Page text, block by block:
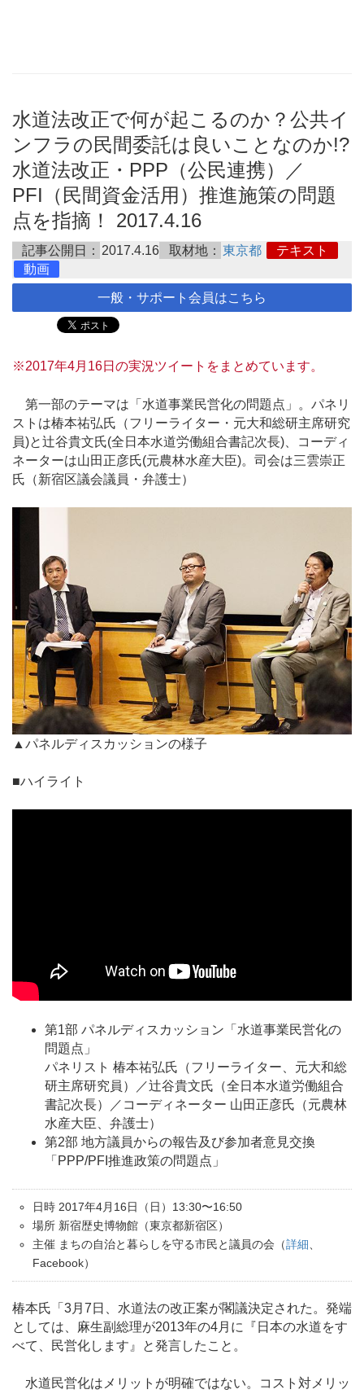
水道法改正で何が起こるのか？公共イ
ンフラの民間委託は良いことなのか!?
水道法改正・PPP（公民連携）／
PFI（民間資金活用）推進施策の問題
点を指摘！ 2017.4.16
記事公開日： 2017.4.16 取材地： 東京都
テキスト
動画
一般・サポート会員はこちら
※2017年4月16日の実況ツイートをまとめています。
第一部のテーマは「水道事業民営化の問題点」。パネリ
ストは椿本祐弘氏（フリーライター・元大和総研主席研究
員)と辻谷貴文氏(全日本水道労働組合書記次長)、コーディ
ネーターは山田正彦氏(元農林水産大臣)。司会は三雲崇正
氏（新宿区議会議員・弁護士）
▲パネルディスカッションの様子
■ハイライト
第1部 パネルディスカッション「水道事業民営化の
問題点」
パネリスト 椿本祐弘氏（フリーライター、元大和総
研主席研究員）／辻谷貴文氏（全日本水道労働組合
書記次長）／コーディネーター 山田正彦氏（元農林
水産大臣、弁護士）
第2部 地方議員からの報告及び参加者意見交換
「PPP/PFI推進政策の問題点」
日時 2017年4月16日（日）13:30〜16:50
場所 新宿歴史博物館（東京都新宿区）
主催 まちの自治と暮らしを守る市民と議員の会 （詳細
Facebook）
椿本氏「3月7日、水道法の改正案が閣議決定された。発端
としては、麻生副総理が2013年の4月に『日本の水道をす
べて、民営化します』と発言したこと。
水道民営化はメリットが明確ではない。コスト対メリッ